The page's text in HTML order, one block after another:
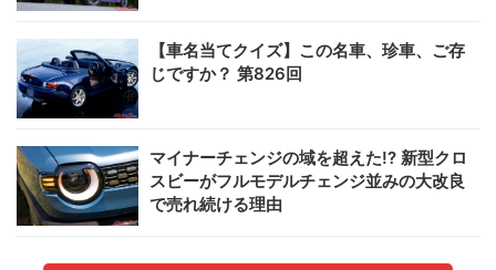
【車名当てクイズ】この名車、珍車、ご存
じですか？ 第826回
マイナーチェンジの域を超えた!? 新型クロ
スビーがフルモデルチェンジ並みの大改良
で売れ続ける理由